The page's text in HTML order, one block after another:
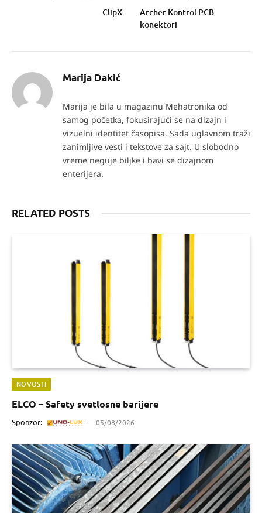
ClipX
Archer Kontrol PCB
konektori
Marija Dakić
Marija je bila u magazinu Mehatronika od
samog početka, fokusirajući se na dizajn i
vizuelni identitet časopisa. Sada uglavnom traži
zanimljive vesti i tekstove za sajt. U slobodno
vreme neguje biljke i bavi se dizajnom
enterijera.
RELATED POSTS
NOVOSTI
ELCO – Safety svetlosne barijere
Sponzor: 05/08/2026